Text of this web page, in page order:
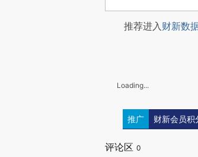
推荐进入财新数
Loading...
推广 财新会员积
评论区 0